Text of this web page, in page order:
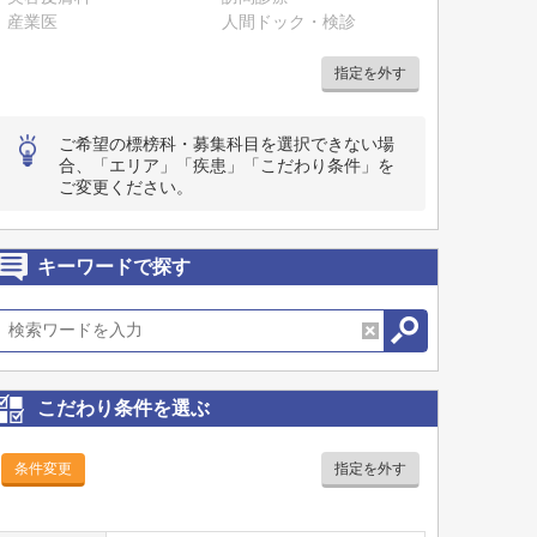
産業医
人間ドック・検診
指定を外す
ご希望の標榜科・募集科目を選択できない場
合、「エリア」「疾患」「こだわり条件」を
ご変更ください。
キーワードで探す
こだわり条件を選ぶ
条件変更 指定を外す